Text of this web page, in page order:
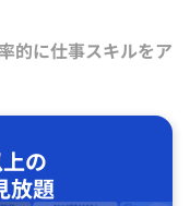
的に仕事スキルをア
の
放題